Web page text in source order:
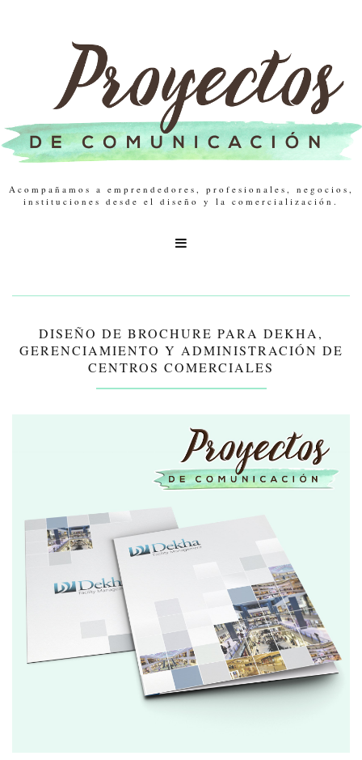
Acompañamos a emprendedores, profesionales, negocios,
instituciones desde el diseño y la comercialización.

DISEÑO DE BROCHURE PARA DEKHA,
GERENCIAMIENTO Y ADMINISTRACIÓN DE
CENTROS COMERCIALES